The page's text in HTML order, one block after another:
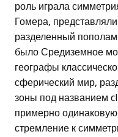
роль играла
Гомера,
разделенный
было Средиземное
географы
сферический мир,
зоны под названием
примерно
стремление к